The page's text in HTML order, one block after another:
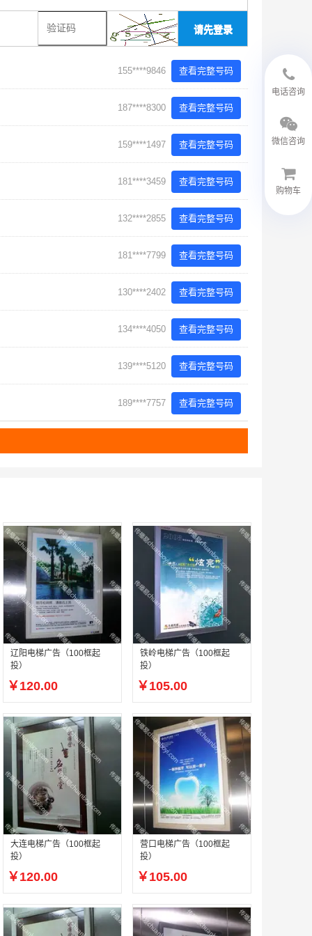
请先登录
155****9846 查看完整号码
187****8300 查看完整号码
159****1497 查看完整号码
181****3459 查看完整号码
132****2855 查看完整号码
181****7799 查看完整号码
130****2402 查看完整号码
134****4050 查看完整号码
139****5120 查看完整号码
189****7757 查看完整号码
辽阳电梯广告（100框起
投）
￥120.00
铁岭电梯广告（100框起
投）
￥105.00
大连电梯广告（100框起
投）
￥120.00
营口电梯广告（100框起
投）
￥105.00
电话咨询
18594048543
微信咨询
微信客服
购物车